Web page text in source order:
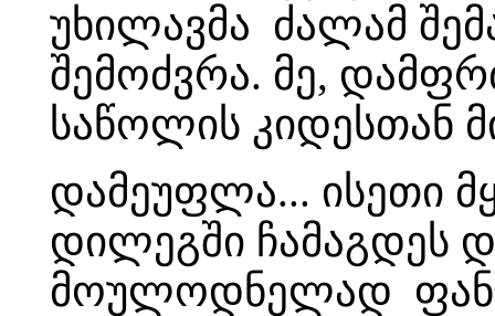
უხილავმა ძალამ
შემოძვრა. მე,
საწოლის კიდესთან
დამეუფლა... ისეთი
დილეგში ჩამაგდეს
მოულოდნელად